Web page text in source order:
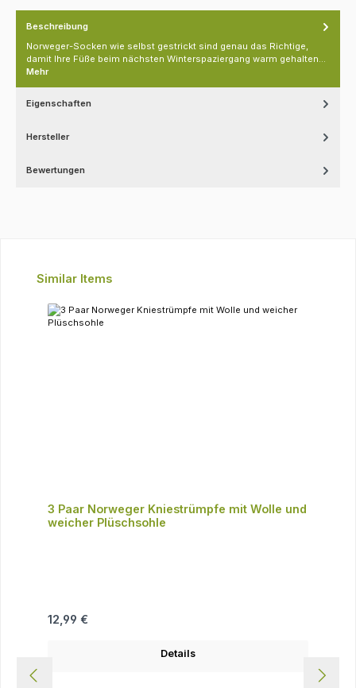
Beschreibung
Norweger-Socken wie selbst gestrickt sind genau das Richtige,
damit Ihre Füße beim nächsten Winterspaziergang warm gehalten…
Mehr
Eigenschaften
Hersteller
Bewertungen
Produktgalerie überspringen
Similar Items
3 Paar Norweger Kniestrümpfe mit Wolle und
weicher Plüschsohle
Regulärer Preis:
12,99 €
Details